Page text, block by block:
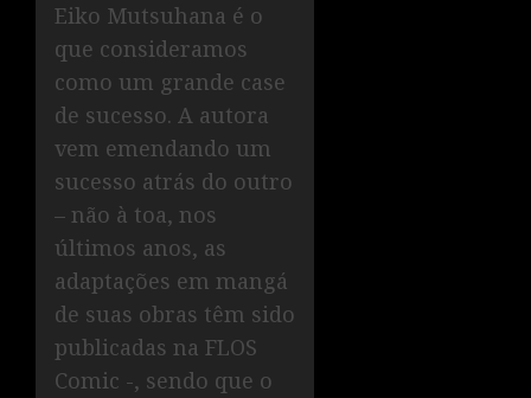
Eiko Mutsuhana é o
que consideramos
como um grande case
de sucesso. A autora
vem emendando um
sucesso atrás do outro
– não à toa, nos
últimos anos, as
adaptações em mangá
de suas obras têm sido
publicadas na FLOS
Comic -, sendo que o